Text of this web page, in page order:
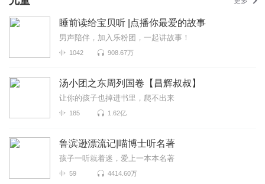
睡前读给宝贝听 |点播你最爱的故事
男声陪伴，加入乐粉团，一起讲故事！
1042 908.67万
汤小团之东周列国卷【昌辉叔叔】
让你的孩子也掉进书里，爬不出来
185 1.62亿
鲁滨逊漂流记|喵博士听名著
孩子一听就着迷，爱上一本本名著
59 4414.60万